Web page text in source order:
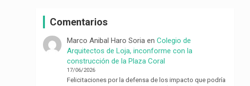
Comentarios
Marco Anibal Haro Soria enColegio de
Arquitectos de Loja, inconforme con la
construcción de la Plaza Coral
17/06/2026
Felicitaciones por la defensa de los impacto que podría